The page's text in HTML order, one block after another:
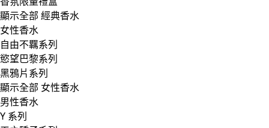
顯示全部 經典香水
女性香水
自由不羈系列
慾望巴黎系列
黑鴉片系列
顯示全部 女性香水
男性香水
Y 系列